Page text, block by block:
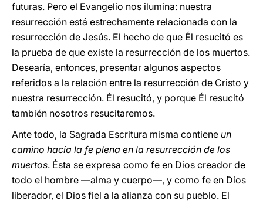
futuras. Pero el Evangelio nos ilumina: nuestra
resurrección está estrechamente relacionada con la
resurrección de Jesús. El hecho de que Él resucitó es
la prueba de que existe la resurrección de los muertos.
Desearía, entonces, presentar algunos aspectos
referidos a la relación entre la resurrección de Cristo y
nuestra resurrección. Él resucitó, y porque Él resucitó
también nosotros resucitaremos.
Ante todo, la Sagrada Escritura misma contiene un
camino hacia la fe plena en la resurrección de los
muertos. Ésta se expresa como fe en Dios creador de
todo el hombre —alma y cuerpo—, y como fe en Dios
liberador, el Dios fiel a la alianza con su pueblo. El